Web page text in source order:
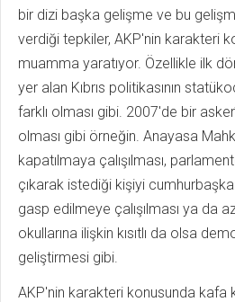
bir dizi başka gelişme ve bu
verdiği tepkiler, AKP'nin karakteri
muamma yaratıyor. Özellikle ilk
yer alan Kıbrıs politikasının
farklı olması gibi. 2007'de bir
olması gibi örneğin. Anayasa
kapatılmaya çalışılması,
çıkarak istediği kişiyi
gasp edilmeye çalışılması ya da
okullarına ilişkin kısıtlı da olsa
geliştirmesi gibi.
AKP'nin karakteri konusunda kafa